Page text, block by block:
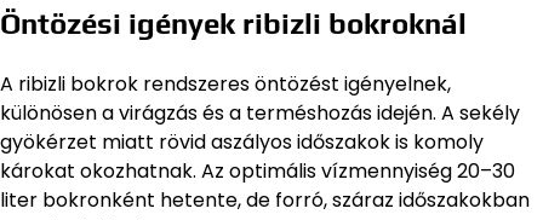
Öntözési igények ribizli bokroknál
A ribizli bokrok rendszeres öntözést igényelnek,
különösen a virágzás és a terméshozás idején. A sekély
gyökérzet miatt rövid aszályos időszakok is komoly
károkat okozhatnak. Az optimális vízmennyiség 20–30
liter bokronként hetente, de forró, száraz időszakokban